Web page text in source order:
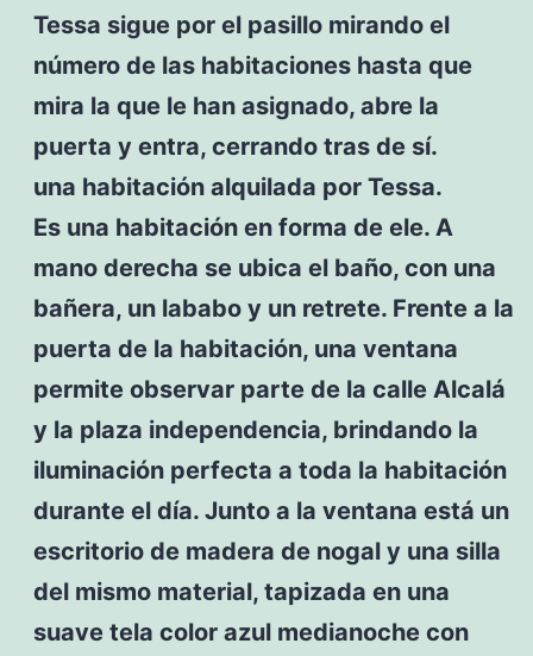
Tessa sigue por el pasillo mirando el
número de las habitaciones hasta que
mira la que le han asignado, abre la
puerta y entra, cerrando tras de sí.
una habitación alquilada por Tessa.
Es una habitación en forma de ele. A
mano derecha se ubica el baño, con una
bañera, un lababo y un retrete. Frente a la
puerta de la habitación, una ventana
permite observar parte de la calle Alcalá
y la plaza independencia, brindando la
iluminación perfecta a toda la habitación
durante el día. Junto a la ventana está un
escritorio de madera de nogal y una silla
del mismo material, tapizada en una
suave tela color azul medianoche con